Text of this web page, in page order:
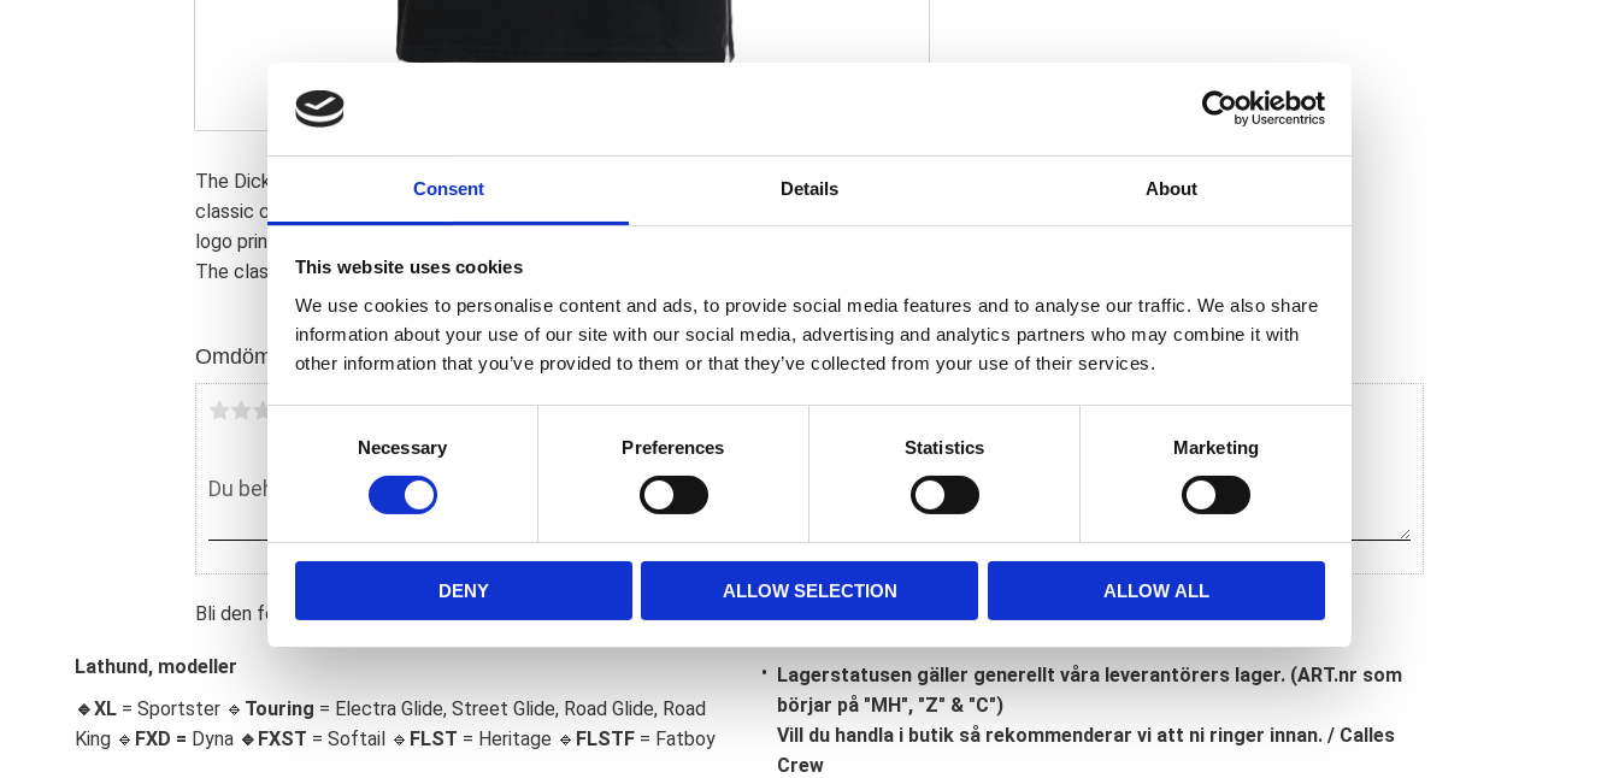
Consent Details About
This website uses cookies
We use cookies to personalise content and ads, to provide social media features and to analyse our traffic. We also share
information about your use of our site with our social media, advertising and analytics partners who may combine it with
other information that you’ve provided to them or that they’ve collected from your use of their services.
C
S
e
e
c
Necessary Preferences Statistics Marketing
DENY ALLOW SELECTION ALLOW ALL
The Dickies Icon Logo t-shirt is one of the core Dickies pieces; a regular fit t-shirt. A
classic crew neck t-shirt made of 100% cotton jersey featuring the iconic Dickies
logo print on the chest is available in a large selection of iconic and seasonal colors.
The classic staple cotton t-shirt made for everyday wear and that's built to last.
Dela med dig
c
b
o
Omdömen
Du
Bli den första att lämna ett omdöme.
Lathund, modeller
🔹XL = Sportster 🔹 Touring = Electra Glide, Street Glide, Road Glide, Road
King 🔹 FXD = Dyna 🔹 FXST = Softail 🔹 FLST = Heritage 🔹 FLSTF = Fatboy
Lagerstatusen gäller generellt våra leverantörers lager. (ART.nr som
börjar på "MH", "Z" & "C")
Vill du handla i butik så rekommenderar vi att ni ringer innan. / Calles
Crew